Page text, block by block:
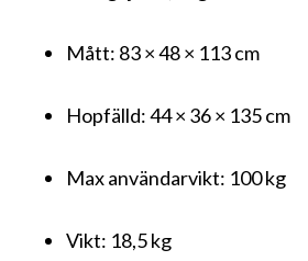
Mått: 83 × 48 × 113 cm
Hopfälld: 44 × 36 × 135 cm
Max användarvikt: 100 kg
Vikt: 18,5 kg